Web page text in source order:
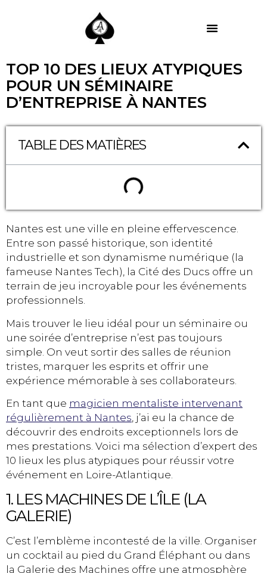
TOP 10 DES LIEUX ATYPIQUES
POUR UN SÉMINAIRE
D’ENTREPRISE À NANTES
TABLE DES MATIÈRES
Nantes est une ville en pleine effervescence.
Entre son passé historique, son identité
industrielle et son dynamisme numérique (la
fameuse Nantes Tech), la Cité des Ducs offre un
terrain de jeu incroyable pour les événements
professionnels.
Mais trouver le lieu idéal pour un séminaire ou
une soirée d’entreprise n’est pas toujours
simple. On veut sortir des salles de réunion
tristes, marquer les esprits et offrir une
expérience mémorable à ses collaborateurs.
En tant que magicien mentaliste intervenant
régulièrement à Nantes, j’ai eu la chance de
découvrir des endroits exceptionnels lors de
mes prestations. Voici ma sélection d’expert des
10 lieux les plus atypiques pour réussir votre
événement en Loire-Atlantique.
1. LES MACHINES DE L’ÎLE (LA
GALERIE)
C’est l’emblème incontesté de la ville. Organiser
un cocktail au pied du Grand Éléphant ou dans
la Galerie des Machines offre une atmosphère